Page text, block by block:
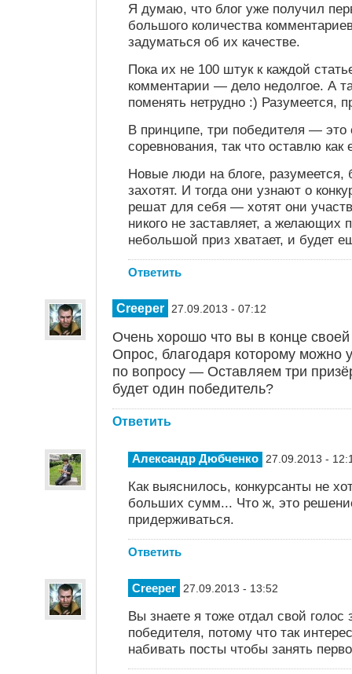
Я думаю, что блог уже получил
большого количества
задуматься об их качестве.
Пока их не 100 штук к каждой
комментарии — дело недолгое. А
поменять нетрудно :) Разумеется,
В принципе, три победителя — это
соревнования, так что оставлю как
Новые люди на блоге, разумеется,
захотят. И тогда они узнают о
решат для себя — хотят они
никого не заставляет, а желающих
небольшой приз хватает, и будет
Ответить
Creeper 27.09.2013 - 07:12
Очень хорошо что вы в конце
Опрос, благодаря которому можно
по вопросу — Оставляем три
будет один победитель?
Ответить
Александр Дюбченко 27.09.2013 -
Как выяснилось, конкурсанты не
больших сумм... Что ж, это
придерживаться.
Ответить
Creeper 27.09.2013 - 13:52
Вы знаете я тоже отдал свой
победителя, потому что так
набивать посты чтобы занять